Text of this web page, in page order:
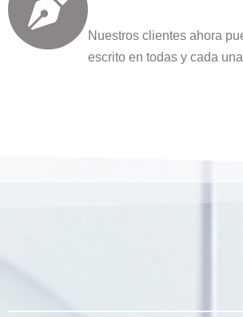
Nuestros clientes ahora
escrito en todas y cada